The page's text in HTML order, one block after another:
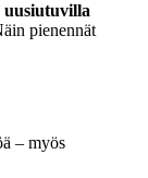
uusiutuvilla
pienennät
– myös